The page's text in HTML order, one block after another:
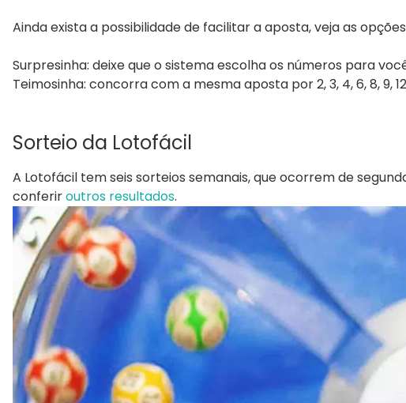
Ainda exista a possibilidade de facilitar a aposta, veja as
Surpresinha: deixe que o sistema escolha os números para
Teimosinha: concorra com a mesma aposta por 2, 3, 4, 6, 8, 9,
Sorteio da Lotofácil
A Lotofácil tem seis sorteios semanais, que ocorrem de
conferiroutros resultados.